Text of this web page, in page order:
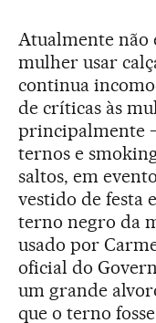
Atualmente não
mulher usar
continua
de críticas às
principalmente
ternos e
saltos, em
vestido de festa
terno negro da
usado por
oficial do
um grande
que o terno